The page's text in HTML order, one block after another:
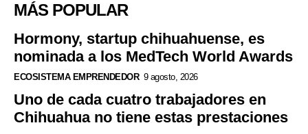
MÁS POPULAR
Hormony, startup chihuahuense, es
nominada a los MedTech World Awards
ECOSISTEMA EMPRENDEDOR 9 agosto, 2026
Uno de cada cuatro trabajadores en
Chihuahua no tiene estas prestaciones